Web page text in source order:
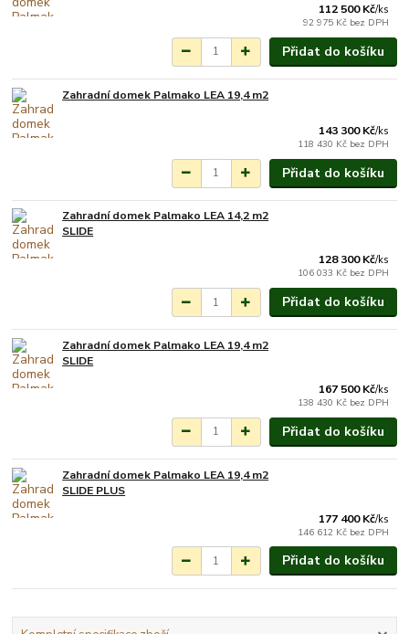
112 500 Kč/ks
92 975 Kč bez DPH
Přidat do košíku
Zahradní domek Palmako LEA 19,4 m2
143 300 Kč/ks
118 430 Kč bez DPH
Přidat do košíku
Zahradní domek Palmako LEA 14,2 m2
SLIDE
128 300 Kč/ks
106 033 Kč bez DPH
Přidat do košíku
Zahradní domek Palmako LEA 19,4 m2
SLIDE
167 500 Kč/ks
138 430 Kč bez DPH
Přidat do košíku
Zahradní domek Palmako LEA 19,4 m2
SLIDE PLUS
177 400 Kč/ks
146 612 Kč bez DPH
Přidat do košíku